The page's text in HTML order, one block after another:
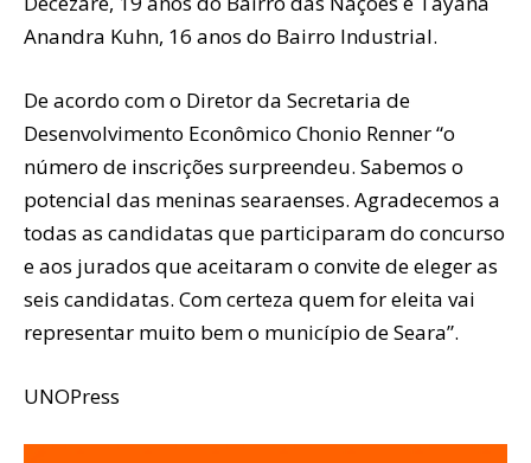
Anandra Kuhn, 16 anos do Bairro Industrial.
De acordo com o Diretor da Secretaria de
Desenvolvimento Econômico Chonio Renner “o
número de inscrições surpreendeu. Sabemos o
potencial das meninas searaenses. Agradecemos a
todas as candidatas que participaram do concurso
e aos jurados que aceitaram o convite de eleger as
seis candidatas. Com certeza quem for eleita vai
representar muito bem o município de Seara”.
UNOPress